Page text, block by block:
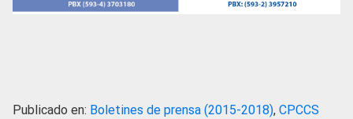
Publicado en: Boletines de prensa (2015-2018), CPCCS